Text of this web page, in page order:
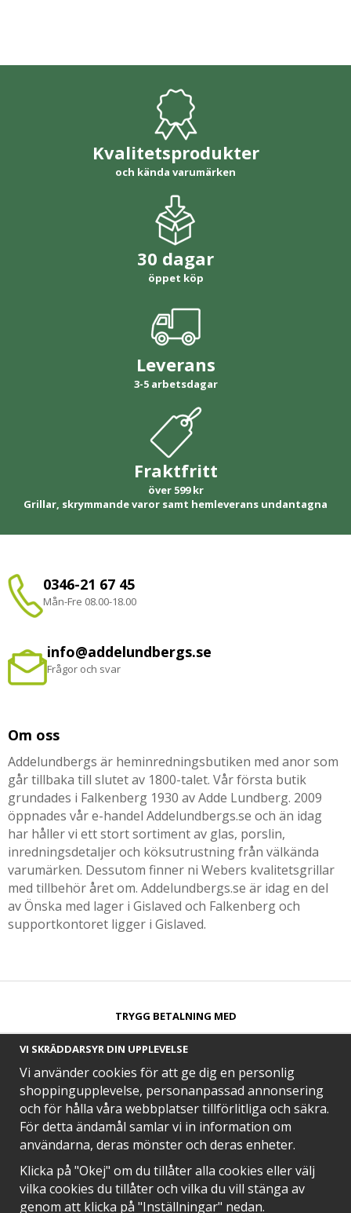
Kvalitetsprodukter
och kända varumärken
30 dagar
öppet köp
Leverans
3-5 arbetsdagar
Fraktfritt
över 599 kr
Grillar, skrymmande varor samt hemleverans undantagna
0346-21 67 45
Mån-Fre 08.00-18.00
info@addelundbergs.se
Frågor och svar
Om oss
Addelundbergs är heminredningsbutiken med anor som
går tillbaka till slutet av 1800-talet. Vår första butik
grundades i Falkenberg 1930 av Adde Lundberg. 2009
öppnades vår e-handel Addelundbergs.se och än idag
har håller vi ett stort sortiment av glas, porslin,
inredningsdetaljer och köksutrustning från välkända
varumärken. Dessutom finner ni Webers kvalitetsgrillar
med tillbehör året om. Addelundbergs.se är idag en del
av Önska med lager i Gislaved och Falkenberg och
supportkontoret ligger i Gislaved.
TRYGG BETALNING MED​
SNABB LEVERANS MED
EN DEL AV
VI SKRÄDDARSYR DIN UPPLEVELSE
Vi använder cookies för att ge dig en personlig
shoppingupplevelse, personanpassad annonsering
och för hålla våra webbplatser tillförlitliga och säkra.
För detta ändamål samlar vi in information om
användarna, deras mönster och deras enheter.
Klicka på "Okej" om du tillåter alla cookies eller välj
vilka cookies du tillåter och vilka du vill stänga av
genom att klicka på "Inställningar" nedan.